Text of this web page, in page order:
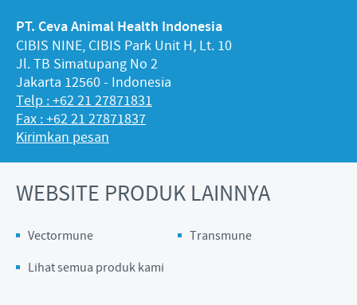
PT. Ceva Animal Health Indonesia
CIBIS NINE, CIBIS Park Unit H, Lt. 10
Jl. TB Simatupang No 2
Jakarta 12560 - Indonesia
Telp : +62 21 27871831
Fax : +62 21 27871837
Kirimkan pesan
WEBSITE PRODUK LAINNYA
Vectormune
Transmune
Lihat semua produk kami